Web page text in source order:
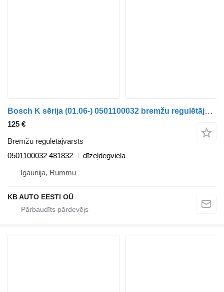
Bosch K sērija (01.06-) 0501100032 bremžu regulētājvārsts paredzēts Scania K,N,F-series bus (2006-) autobusa
125 €
Bremžu regulētājvārsts
0501100032 481832
dīzeļdegviela
Igaunija, Rummu
KB AUTO EESTI OÜ